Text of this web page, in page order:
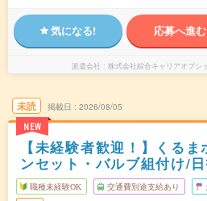
気になる! 応募へ進む
派遣会社 株式会社綜合キャリアオプシ
未読
NEW
掲載日 2026/08/05
【未経験者歓迎！】くる
ンセット・バルブ組付け/
職種未経験OK 交通費別途支給あり